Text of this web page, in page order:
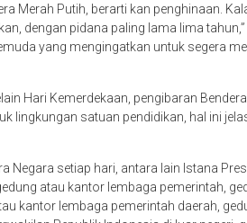
Merah Putih, berarti kan penghinaan.
dengan pidana paling lama lima
yang mengingatkan untuk segera
Hari Kemerdekaan, pengibaran
lingkungan satuan pendidikan, hal ini
Negara setiap hari, antara lain Istana
atau kantor lembaga pemerintah,
kantor lembaga pemerintah daerah,